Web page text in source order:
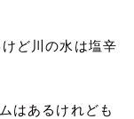
ど川の水は塩辛
はあるけれども